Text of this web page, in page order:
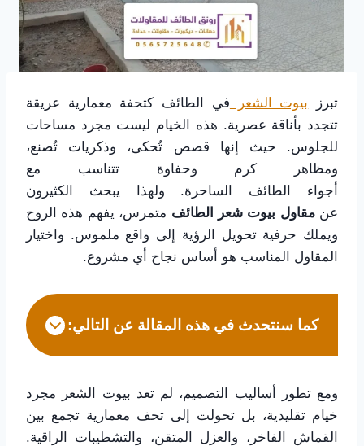
تبرز بيوت الشعر في الطائف كتحفة معمارية عريقة
تتجدد بأناقة عصرية. هذه الخيام ليست مجرد مساحات
للجلوس. حيث إنها قصص تُحكى، وذكريات تُصنع،
ومظاهر كرم وحفاوة تتناسب مع
أجواء الطائف الساحرة. ولهذا يبحث الكثيرون
عنمقاول بيوت شعر الطائف متمرس، يفهم هذه الروح
ويملك حرفية تحويل الرؤية إلى واقع ملموس. واختيار
المقاول المناسب هو أساس نجاح أي مشروع.
كما سنتحدث في هذه المقالة عن التالي:
ومع تطور أساليب التصميم، لم تعد بيوت الشعر مجرد
خيام تقليدية، بل تحولت إلى تحف معمارية تجمع بين
القماش الفاخر، والعزل المتقن، والتشطيبات الراقية.